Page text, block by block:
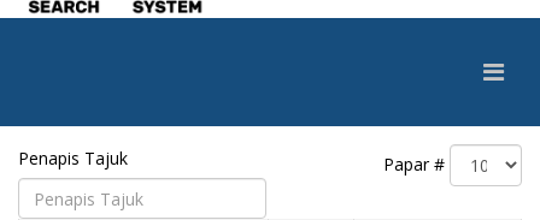
Penapis Tajuk Papar #